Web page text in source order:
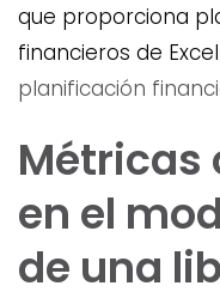
que proporciona
financieros de Excel
planificación
Métricas
en el
de una